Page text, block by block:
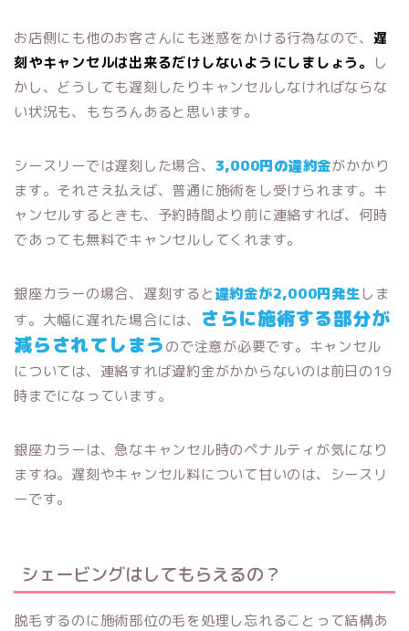
お店側にも他のお客さんにも迷惑をかける行為なので、遅
刻やキャンセルは出来るだけしないようにしましょう。
し
かし、どうしても遅刻したりキャンセルしなければならな
い状況も、もちろんあると思います。
シースリーでは遅刻した場合、 3,000円の違約金がかかり
ます。それさえ払えば、普通に施術をし受けられます。キ
ャンセルするときも、予約時間より前に連絡すれば、何時
であっても無料でキャンセルしてくれます。
銀座カラーの場合、遅刻すると違約金が2,000円発生しま
す。大幅に遅れた場合には、 さらに施術する部分が
減らされてしまうので注意が必要です。キャンセル
については、連絡すれば違約金がかからないのは前日の19
時までになっています。
銀座カラーは、急なキャンセル時のペナルティが気になり
ますね。遅刻やキャンセル料について甘いのは、シースリ
ーです。
シェービングはしてもらえるの？
脱毛するのに施術部位の毛を処理し忘れることって結構あ